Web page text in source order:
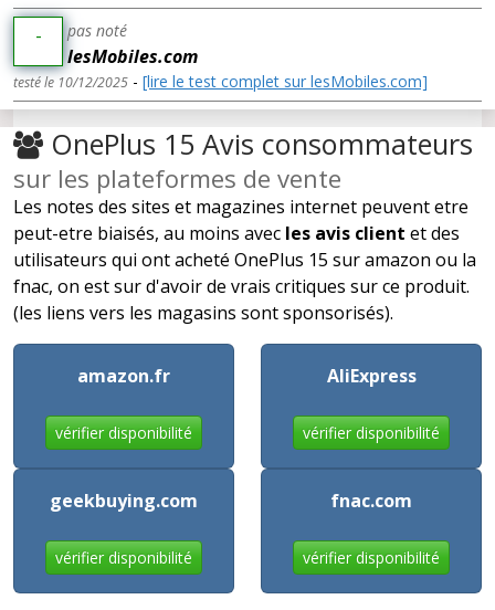
- pas noté
lesMobiles.com
testé le 10/12/2025 - [lire le test complet sur lesMobiles.com]
OnePlus 15 Avis consommateurs
sur les plateformes de vente
Les notes des sites et magazines internet peuvent etre
peut-etre biaisés, au moins avec les avis client et des
utilisateurs qui ont acheté OnePlus 15 sur amazon ou la
fnac, on est sur d'avoir de vrais critiques sur ce produit.
(les liens vers les magasins sont sponsorisés).
amazon.fr
vérifier disponibilité
AliExpress
vérifier disponibilité
geekbuying.com
vérifier disponibilité
fnac.com
vérifier disponibilité